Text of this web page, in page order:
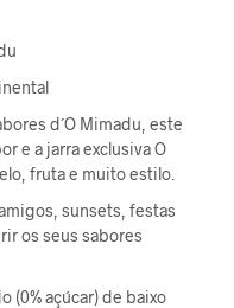
d´O Mimadu, este
e a jarra exclusiva O
fruta e muito estilo.
sunsets, festas
os seus sabores
(0% açúcar) de baixo